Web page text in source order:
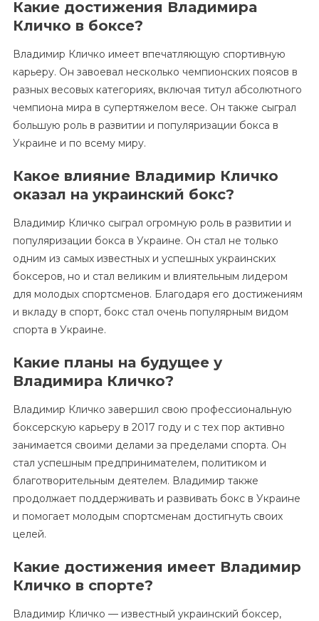
Какие достижения Владимира
Кличко в боксе?
Владимир Кличко имеет впечатляющую спортивную
карьеру. Он завоевал несколько чемпионских поясов в
разных весовых категориях, включая титул абсолютного
чемпиона мира в супертяжелом весе. Он также сыграл
большую роль в развитии и популяризации бокса в
Украине и по всему миру.
Какое влияние Владимир Кличко
оказал на украинский бокс?
Владимир Кличко сыграл огромную роль в развитии и
популяризации бокса в Украине. Он стал не только
одним из самых известных и успешных украинских
боксеров, но и стал великим и влиятельным лидером
для молодых спортсменов. Благодаря его достижениям
и вкладу в спорт, бокс стал очень популярным видом
спорта в Украине.
Какие планы на будущее у
Владимира Кличко?
Владимир Кличко завершил свою профессиональную
боксерскую карьеру в 2017 году и с тех пор активно
занимается своими делами за пределами спорта. Он
стал успешным предпринимателем, политиком и
благотворительным деятелем. Владимир также
продолжает поддерживать и развивать бокс в Украине
и помогает молодым спортсменам достигнуть своих
целей.
Какие достижения имеет Владимир
Кличко в спорте?
Владимир Кличко — известный украинский боксер,